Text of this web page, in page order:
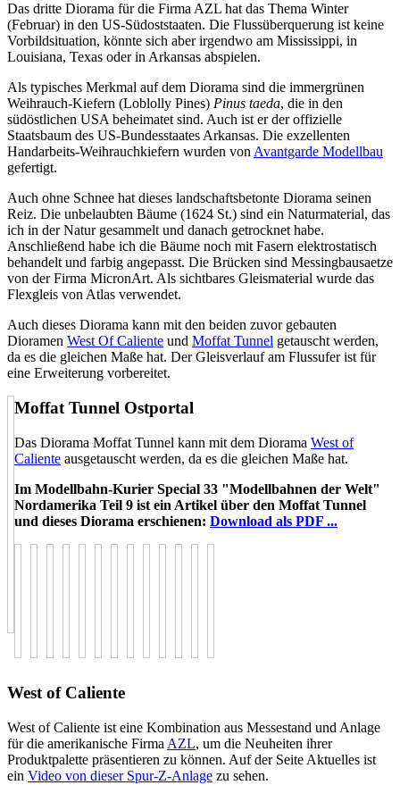
Das dritte Diorama für die Firma AZL hat das Thema Winter
(Februar) in den US-Südoststaaten. Die Flussüberquerung ist keine
Vorbildsituation, könnte sich aber irgendwo am Mississippi, in
Louisiana, Texas oder in Arkansas abspielen.
Als typisches Merkmal auf dem Diorama sind die immergrünen
Weihrauch-Kiefern (Loblolly Pines) Pinus taeda, die in den
südöstlichen USA beheimatet sind. Auch ist er der offizielle
Staatsbaum des US-Bundesstaates Arkansas. Die exzellenten
Handarbeits-Weihrauchkiefern wurden von Avantgarde Modellbau
gefertigt.
Auch ohne Schnee hat dieses landschaftsbetonte Diorama seinen
Reiz. Die unbelaubten Bäume (1624 St.) sind ein Naturmaterial, das
ich in der Natur gesammelt und danach getrocknet habe.
Anschließend habe ich die Bäume noch mit Fasern elektrostatisch
behandelt und farbig angepasst. Die Brücken sind Messingbausaetze
von der Firma MicronArt. Als sichtbares Gleismaterial wurde das
Flexgleis von Atlas verwendet.
Auch dieses Diorama kann mit den beiden zuvor gebauten
Dioramen West Of Caliente und Moffat Tunnel getauscht werden,
da es die gleichen Maße hat. Der Gleisverlauf am Flussufer ist für
eine Erweiterung vorbereitet.
Moffat Tunnel Ostportal
Das Diorama Moffat Tunnel kann mit dem Diorama West of
Caliente ausgetauscht werden, da es die gleichen Maße hat.
Im Modellbahn-Kurier Special 33 "Modellbahnen der Welt"
Nordamerika Teil 9 ist ein Artikel über den Moffat Tunnel
und dieses Diorama erschienen: Download als PDF ...
West of Caliente
West of Caliente ist eine Kombination aus Messestand und Anlage
für die amerikanische Firma AZL, um die Neuheiten ihrer
Produktpalette präsentieren zu können. Auf der Seite Aktuelles ist
ein Video von dieser Spur-Z-Anlage zu sehen.